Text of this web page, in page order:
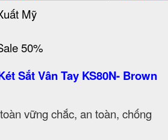
Sắt Vân Tay KS80N- Brown
vững chắc, an toàn, chống